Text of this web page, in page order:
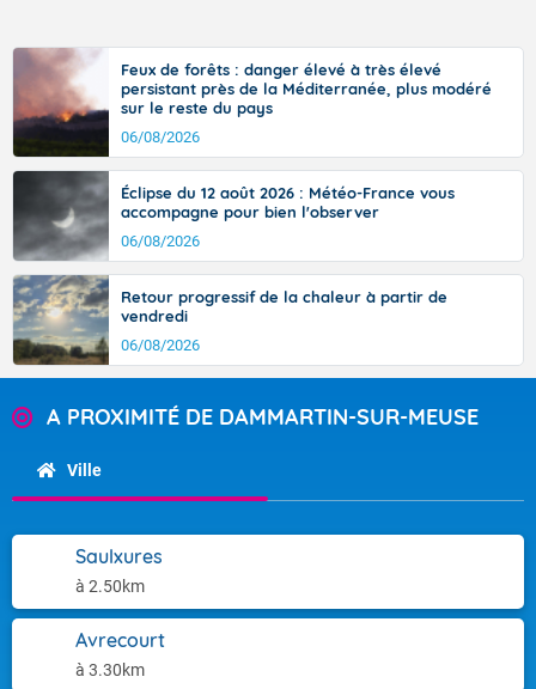
Feux de forêts : danger élevé à très élevé
persistant près de la Méditerranée, plus modéré
sur le reste du pays
06/08/2026
Éclipse du 12 août 2026 : Météo-France vous
accompagne pour bien l'observer
06/08/2026
Retour progressif de la chaleur à partir de
vendredi
06/08/2026
A PROXIMITÉ DE DAMMARTIN-SUR-MEUSE
Ville
Saulxures
à 2.50km
Avrecourt
à 3.30km